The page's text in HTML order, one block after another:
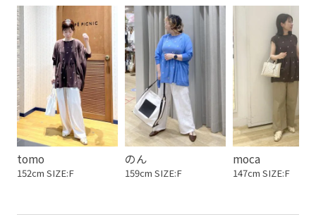
tomo
152cm SIZE:F
のん
159cm SIZE:F
moca
147cm SIZE:F